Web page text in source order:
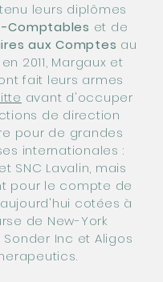
leurs diplômes
Comptables et de
aux Comptes au
2011, Margaux et
fait leurs armes
avant d'occuper
de direction
pour de grandes
internationales :
SNC Lavalin, mais
pour le compte de
cotées à
de New-York
Sonder Inc et Aligos